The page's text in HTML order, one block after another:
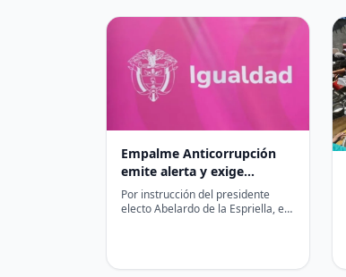
Empalme Anticorrupción
emite alerta y exige
congelar contratación de
última hora en Minigualdad
Por instrucción del presidente
electo Abelardo de la Espriella, el